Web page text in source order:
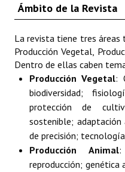
Ámbito de la Revista
La revista tiene tres áreas
Producción Vegetal,
Dentro de ellas caben
Producción Vegetal:
biodiversidad;
protección de
sostenible;
de precisión;
Producción Animal:
reproducción;